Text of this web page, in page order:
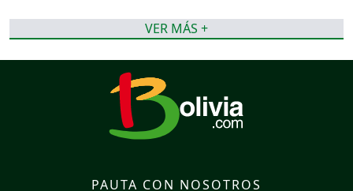
VER MÁS +
PAUTA CON NOSOTROS